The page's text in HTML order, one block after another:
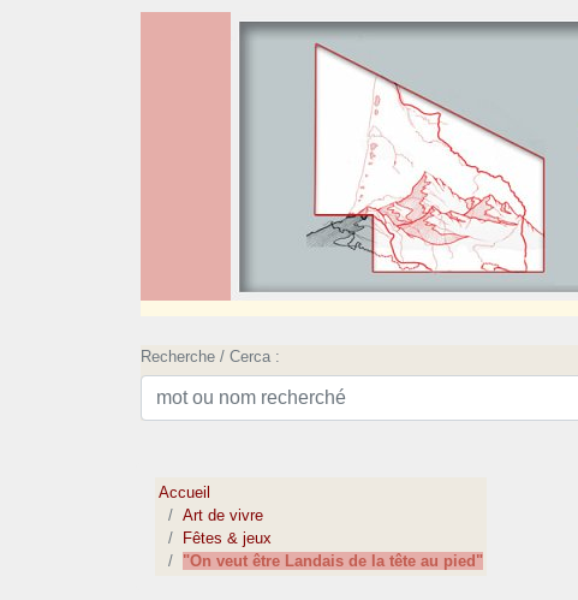
Recherche / Cerca :
Accueil
Art de vivre
Fêtes & jeux
"On veut être Landais de la tête au pied"